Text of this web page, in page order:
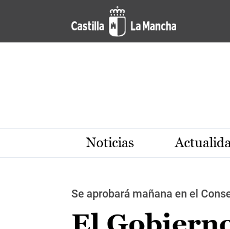
Pasar al contenido principal
Noticias
Se aprobará mañana en el